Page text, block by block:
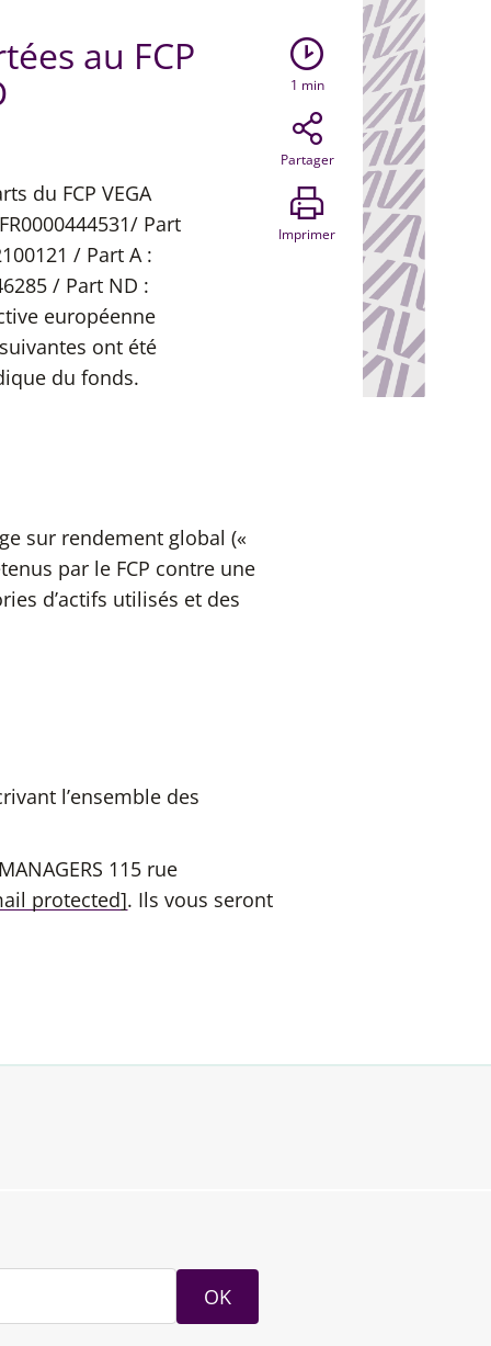
au FCP
du FCP VEGA
Part
/ Part A :
/ Part ND :
européenne
ont été
du fonds.
1 min
Partager
Imprimer
sur rendement global («
par le FCP contre une
d’actifs utilisés et des
l’ensemble des
115 rue
protected]. Ils vous seront
OK